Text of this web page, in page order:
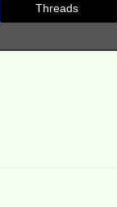
Threads